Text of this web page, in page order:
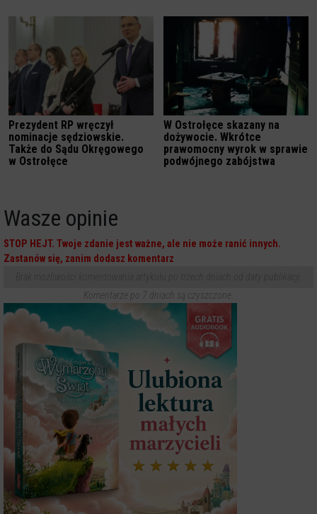
Prezydent RP wręczył
nominacje sędziowskie.
Także do Sądu Okręgowego
w Ostrołęce
W Ostrołęce skazany na
dożywocie. Wkrótce
prawomocny wyrok w sprawie
podwójnego zabójstwa
Wasze opinie
STOP HEJT. Twoje zdanie jest ważne, ale nie może ranić innych.
Zastanów się, zanim dodasz komentarz
Komentarze po 7 dniach są czyszczone.